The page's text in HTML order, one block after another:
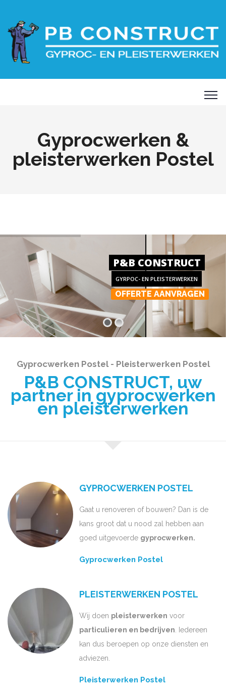
Gyprocwerken &
pleisterwerken Postel
P&B CONSTRUCT
GYRPOC- EN PLEISTERWERKEN
OFFERTE AANVRAGEN
Gyprocwerken Postel - Pleisterwerken Postel
P&B CONSTRUCT, uw
partner in gyprocwerken
en pleisterwerken
GYPROCWERKEN POSTEL
Gaat u renoveren of bouwen? Dan is de
kans groot dat u nood zal hebben aan
goed uitgevoerde gyprocwerken.
Gyprocwerken Postel
PLEISTERWERKEN POSTEL
Wij doen pleisterwerken voor
particulieren en bedrijven. Iedereen
kan dus beroepen op onze diensten en
adviezen.
Pleisterwerken Postel